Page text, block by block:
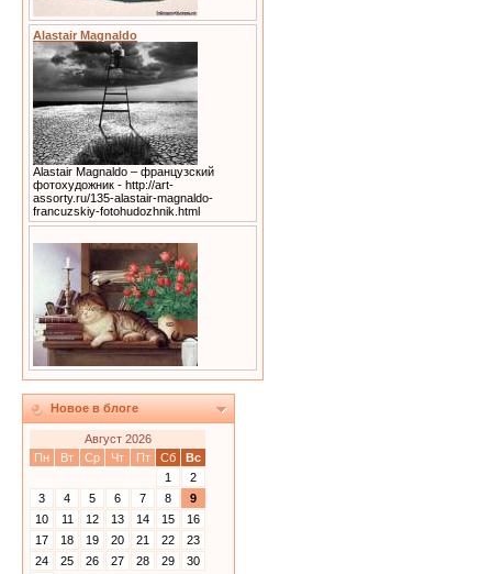
Alastair Magnaldo
Alastair Magnaldo – французский
фотохудожник - http://art-
assorty.ru/135-alastair-magnaldo-
francuzskiy-fotohudozhnik.html
Новое в блоге
Август 2026
Пн
Вт Ср Чт Пт Сб
Вс
1
2
3
4 5 6 7 8
9
10
11 12 13 14 15
16
17
18 19 20 21 22
23
24
25 26 27 28 29
30